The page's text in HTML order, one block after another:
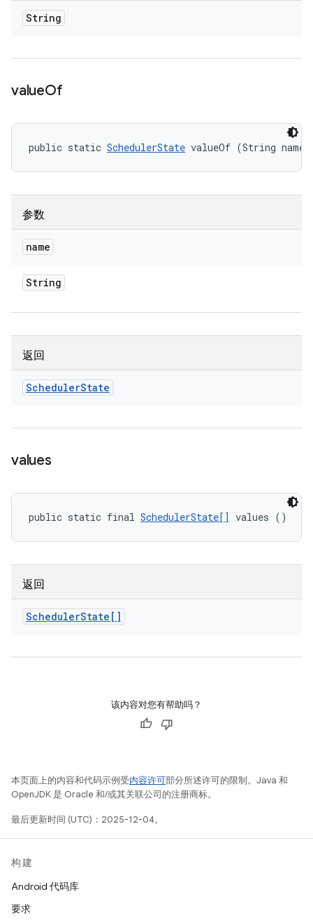
String
valueOf
public static SchedulerState valueOf (String name)
参数
name
String
返回
SchedulerState
values
public static final SchedulerState[] values ()
返回
SchedulerState[]
该内容对您有帮助吗？
本页面上的内容和代码示例受内容许可部分所述许可的限制。Java 和
OpenJDK 是 Oracle 和/或其关联公司的注册商标。
最后更新时间 (UTC)：2025-12-04。
构建
Android 代码库
要求